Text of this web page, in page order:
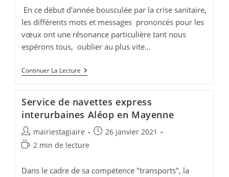
lecture :
En ce début d'année bousculée par la crise sanitaire,
les différents mots et messages prononcés pour les
vœux ont une résonance particulière tant nous
espérons tous, oublier au plus vite…
Continuer La Lecture Vœux
2021
Service de navettes express
interurbaines Aléop en Mayenne
Auteur/autrice
de
mairiestagiaire
Publication
26 janvier 2021
Temps
lecture :
2 min de lecture
Dans le cadre de sa compétence "transports", la